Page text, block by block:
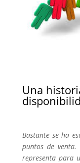
Una
Bastante se ha
puntos de
representa para